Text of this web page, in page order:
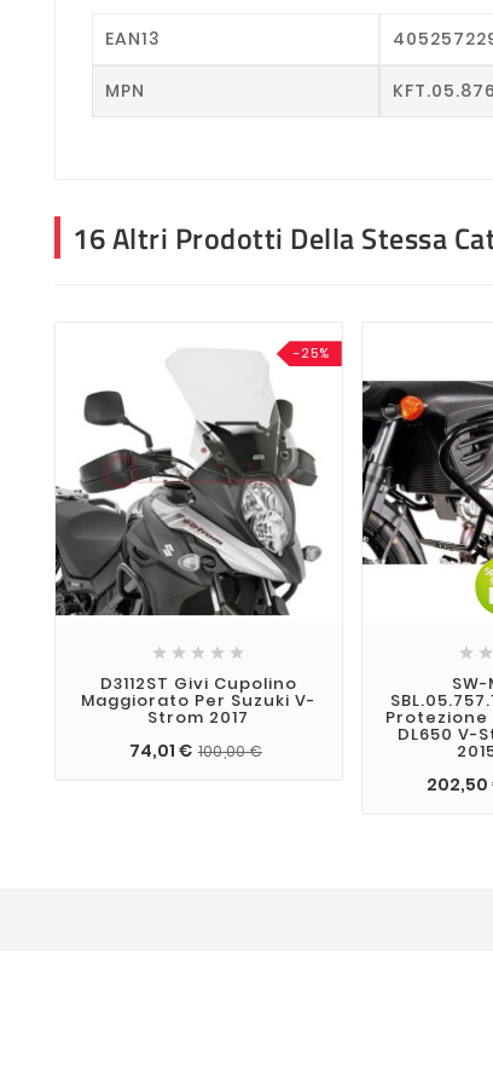
EAN13
MPN
16 Altri Prodotti Della Stessa
-25%
    
D3112ST Givi Cupolino
Maggiorato Per Suzuki V-
Strom 2017
74,01 € 100,00 €
 
Protezione
DL650 V-
202,50